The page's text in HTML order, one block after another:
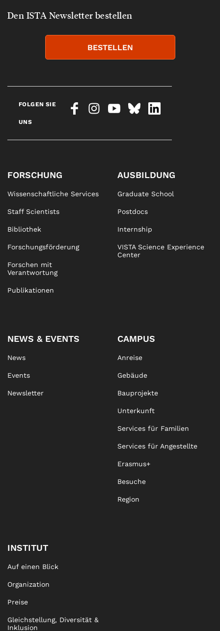
Den ISTA Newsletter bestellen
BESTELLEN
FOLGEN SIE
UNS
FORSCHUNG
Wissenschaftliche Services
Staff Scientists
Bibliothek
Forschungsförderung
Forschen mit
Verantwortung
Publikationen
AUSBILDUNG
Graduate School
Postdocs
Internship
VISTA Science Experience
Center
NEWS & EVENTS
News
Events
Newsletter
CAMPUS
Anreise
Gebäude
Bauprojekte
Unterkunft
Services für Familien
Services für Angestellte
Erasmus+
Besuche
Region
INSTITUT
Auf einen Blick
Organization
Preise
Gleichstellung, Diversität &
Inklusion